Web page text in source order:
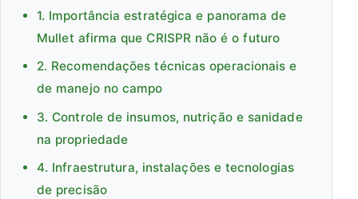
1. Importância estratégica e panorama de
Mullet afirma que CRISPR não é o futuro
2. Recomendações técnicas operacionais e
de manejo no campo
3. Controle de insumos, nutrição e sanidade
na propriedade
4. Infraestrutura, instalações e tecnologias
de precisão